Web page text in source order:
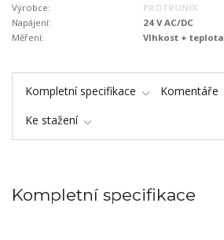
Výrobce:
PROTRONIX
Napájení:
24 V AC/DC
Měření:
Vlhkost + teplota
Kompletní specifikace Komentáře
Ke stažení
Kompletní specifikace